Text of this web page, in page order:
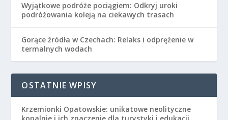
Wyjątkowe podróże pociągiem: Odkryj uroki
podróżowania koleją na ciekawych trasach
Gorące źródła w Czechach: Relaks i odprężenie w
termalnych wodach
OSTATNIE WPISY
Krzemionki Opatowskie: unikatowe neolityczne